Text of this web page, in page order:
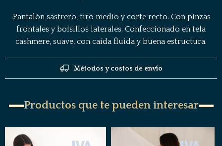
.Pantalón sastrero, tiro medio y corte recto. Con pinzas
frontales y bolsillos laterales. Confeccionado en tela
cashmere, suave, con caída fluida y buena estructura.
Métodos y costos de envío
Productos que te pueden interesar